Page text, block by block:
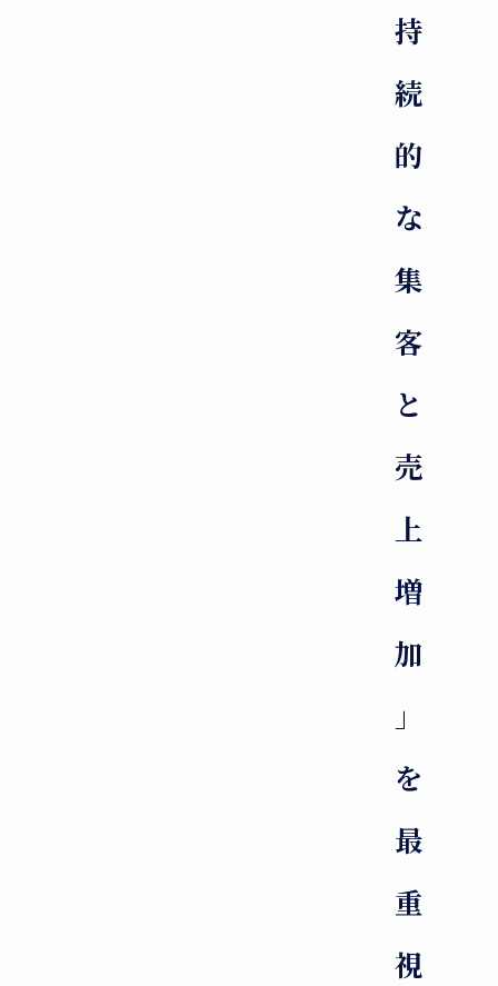
持
続
的
な
集
客
と
売
上
増
加
」
を
最
重
視